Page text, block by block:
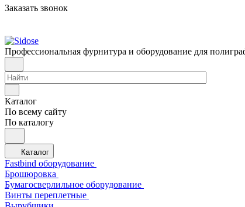
Заказать звонок
Профессиональная фурнитура и оборудование для
Каталог
По всему сайту
По каталогу
Каталог
Fastbind оборудование
Брошюровка
Бумагосверлильное оборудование
Винты переплетные